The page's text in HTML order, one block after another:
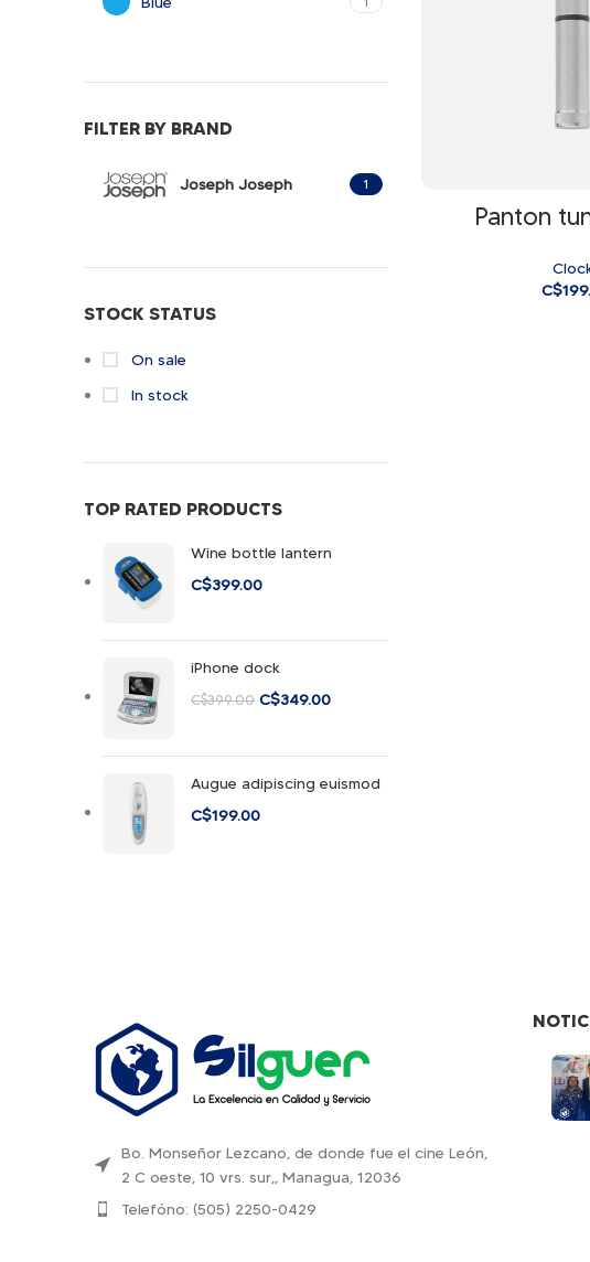
FILTER BY BRAND
Joseph Joseph 1
STOCK STATUS
On sale
In stock
TOP RATED PRODUCTS
Wine bottle lantern
C$399.00
iPhone dock
C$399.00 C$349.00
Augue adipiscing euismod
C$199.00
Panton
C$
Bo. Monseñor Lezcano, de donde fue el cine León,
2 C oeste, 10 vrs. sur,, Managua, 12036
Telefóno: (505) 2250-0429